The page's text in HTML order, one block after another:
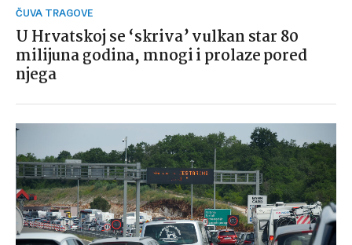
ČUVA TRAGOVE
U Hrvatskoj se ‘skriva’ vulkan star 80
milijuna godina, mnogi i prolaze pored
njega